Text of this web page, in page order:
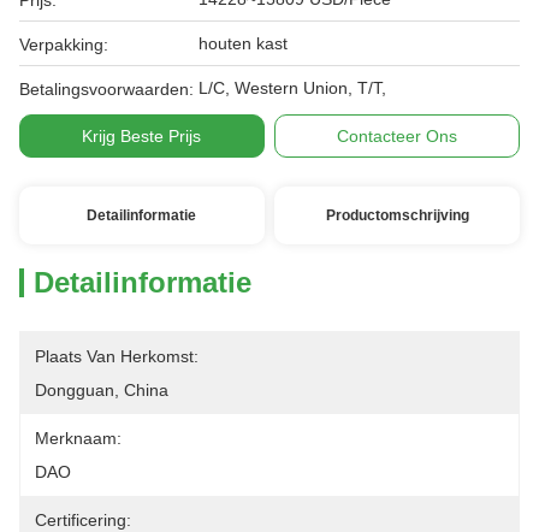
Verpakking: houten kast
Betalingsvoorwaarden: L/C, Western Union, T/T,
Krijg Beste Prijs Contacteer Ons
Detailinformatie Productomschrijving
Detailinformatie
Plaats Van Herkomst:
Dongguan, China
Merknaam:
DAO
Certificering: